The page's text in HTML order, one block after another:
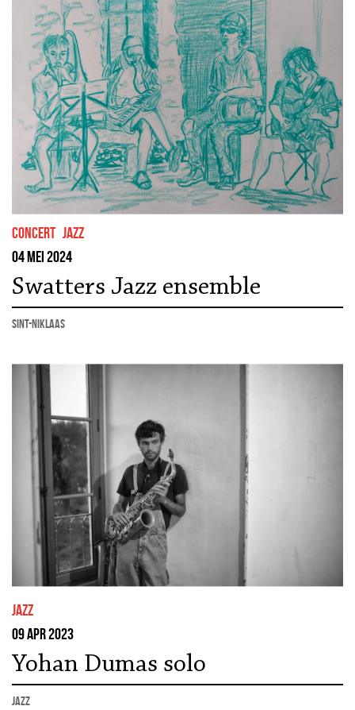
concert jazz
04 mei 2024
Swatters Jazz ensemble
Sint-Niklaas
jazz
09 apr 2023
Yohan Dumas solo
jazz